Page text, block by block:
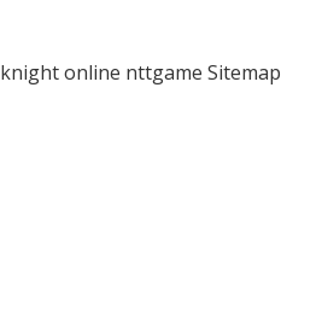
knight online nttgame Sitemap